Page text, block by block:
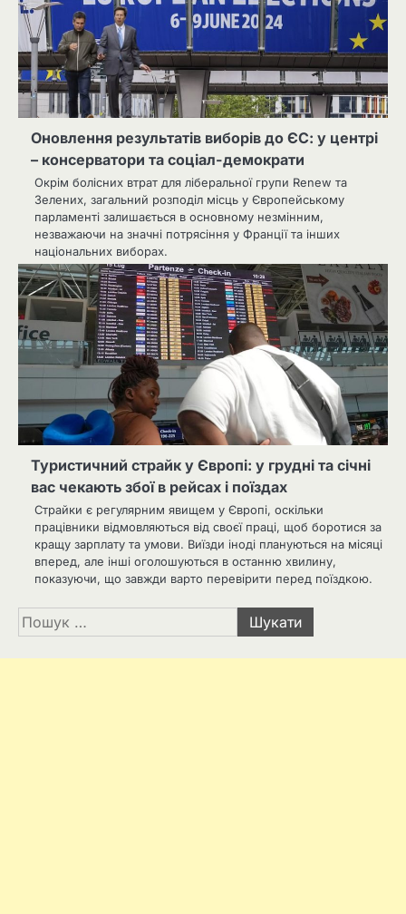
Оновлення результатів виборів до ЄС: у центрі
– консерватори та соціал-демократи
Окрім болісних втрат для ліберальної групи Renew та
Зелених, загальний розподіл місць у Європейському
парламенті залишається в основному незмінним,
незважаючи на значні потрясіння у Франції та інших
національних виборах.
Туристичний страйк у Європі: у грудні та січні
вас чекають збої в рейсах і поїздах
Страйки є регулярним явищем у Європі, оскільки
працівники відмовляються від своєї праці, щоб боротися за
кращу зарплату та умови. Виїзди іноді плануються на місяці
вперед, але інші оголошуються в останню хвилину,
показуючи, що завжди варто перевірити перед поїздкою.
Пошук: